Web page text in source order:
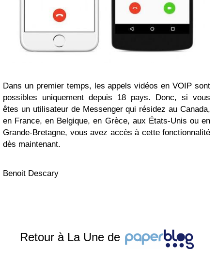
Dans un premier temps, les appels vidéos en VOIP sont
possibles uniquement depuis 18 pays. Donc, si vous
êtes un utilisateur de Messenger qui résidez au Canada,
en France, en Belgique, en Grèce, aux États-Unis ou en
Grande-Bretagne, vous avez accès à cette fonctionnalité
dès maintenant.
Benoit Descary
Retour à La Une de